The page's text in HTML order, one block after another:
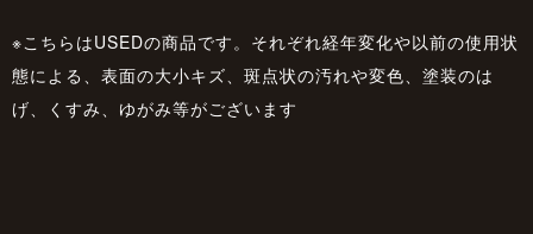
※こちらはUSEDの商品です。それぞれ経年変化や以前の使用状
態による、表面の大小キズ、斑点状の汚れや変色、塗装のは
げ、くすみ、ゆがみ等がございます